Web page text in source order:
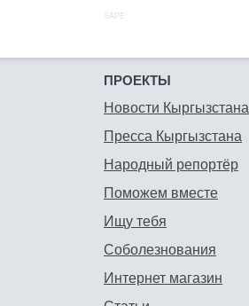
SAPE:
ПРОЕКТЫ
Новости Кыргызстана
Пресса Кыргызстана
Народный репортёр
Поможем вместе
Ищу тебя
Соболезнования
Интернет магазин